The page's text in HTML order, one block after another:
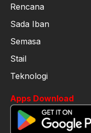
Rencana
Sada Iban
Semasa
Stail
Teknologi
Apps Download